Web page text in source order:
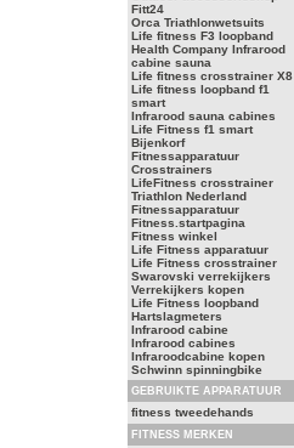
Fitt24
Orca Triathlonwetsuits
Life fitness F3 loopband
Health Company Infrarood
cabine sauna
Life fitness crosstrainer X8
Life fitness loopband f1
smart
Infrarood sauna cabines
Life Fitness f1 smart
Bijenkorf
Fitnessapparatuur
Crosstrainers
LifeFitness crosstrainer
Triathlon Nederland
Fitnessapparatuur
Fitness.startpagina
Fitness winkel
Life Fitness apparatuur
Life Fitness crosstrainer
Swarovski verrekijkers
Verrekijkers kopen
Life Fitness loopband
Hartslagmeters
Infrarood cabine
Infrarood cabines
Infraroodcabine kopen
Schwinn spinningbike
GEBRUIKTE APPARATUUR
fitness tweedehands
FITNESS MERKEN